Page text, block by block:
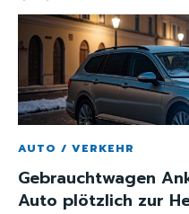
AUTO / VERKEHR
Gebrauchtwagen
Auto plötzlich zur